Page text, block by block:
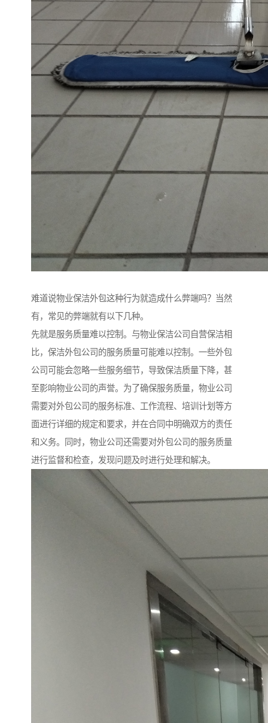
难道说物业保洁外包这种行为就造成什么弊端吗？当然
有，常见的弊端就有以下几种。
先就是服务质量难以控制。与物业保洁公司自营保洁相
比，保洁外包公司的服务质量可能难以控制。一些外包
公司可能会忽略一些服务细节，导致保洁质量下降，甚
至影响物业公司的声誉。为了确保服务质量，物业公司
需要对外包公司的服务标准、工作流程、培训计划等方
面进行详细的规定和要求，并在合同中明确双方的责任
和义务。同时，物业公司还需要对外包公司的服务质量
进行监督和检查，发现问题及时进行处理和解决。